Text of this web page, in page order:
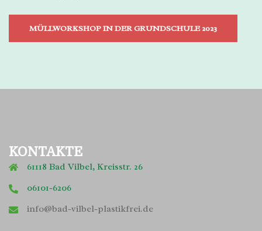
MÜLLWORKSHOP IN DER GRUNDSCHULE 2023
KONTAKTE
61118 Bad Vilbel, Kreisstr. 26
06101-6206
info@bad-vilbel-plastikfrei.de